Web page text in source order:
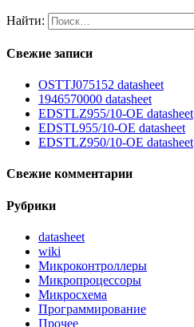
Найти:
Свежие записи
OSTTJ075152 datasheet
1946570000 datasheet
EDSTLZ955/10-OE datasheet
EDSTL955/10-OE datasheet
EDSTLZ950/10-OE datasheet
Свежие комментарии
Рубрики
datasheet
wiki
Микроконтроллеры
Микропроцессоры
Микросхема
Программирование
Прочее